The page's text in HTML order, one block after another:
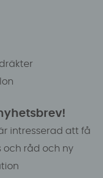
intresserad att få
och råd och ny